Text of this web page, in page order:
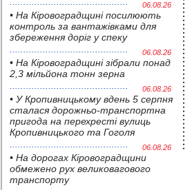
06.08.26
• На Кіровоградщині посилюють
контроль за вантажівками для
збереження доріг у спеку
06.08.26
• На Кіровоградщині зібрали понад
2,3 мільйона тонн зерна
06.08.26
• У Кропивницькому вдень 5 серпня
сталася дорожньо-транспортна
пригода на перехресті вулиць
Кропивницького та Гоголя
06.08.26
• На дорогах Кіровоградщини
обмежено рух великовагового
транспорту